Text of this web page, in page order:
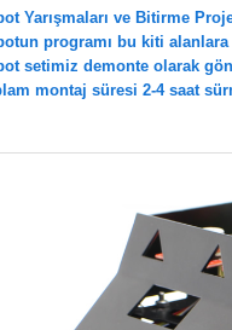
Yarışmaları ve Bitirme
programı bu kiti
setimiz demonte olarak
montaj süresi 2-4 saat